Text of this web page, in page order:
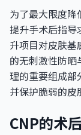
为了最大限度降
提升手术后指导
升项目对皮肤
的无刺激性防晒
理的重要组成部
并保护脆弱的皮
CNP的术